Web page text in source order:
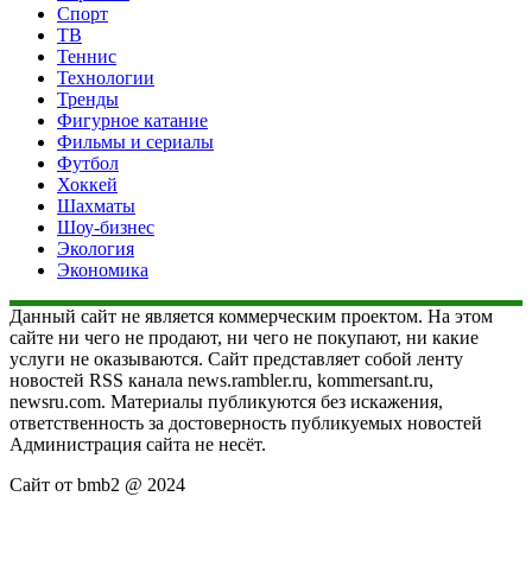
Спорт
ТВ
Теннис
Технологии
Тренды
Фигурное катание
Фильмы и сериалы
Футбол
Хоккей
Шахматы
Шоу-бизнес
Экология
Экономика
Данный сайт не является коммерческим проектом. На этом
сайте ни чего не продают, ни чего не покупают, ни какие
услуги не оказываются. Сайт представляет собой ленту
новостей RSS канала news.rambler.ru, kommersant.ru,
newsru.com. Материалы публикуются без искажения,
ответственность за достоверность публикуемых новостей
Администрация сайта не несёт.
Сайт от bmb2 @ 2024